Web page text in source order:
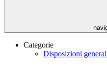
Categorie
Disposizioni